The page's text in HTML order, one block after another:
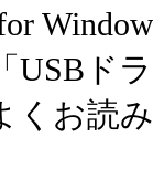
USBド
くお読